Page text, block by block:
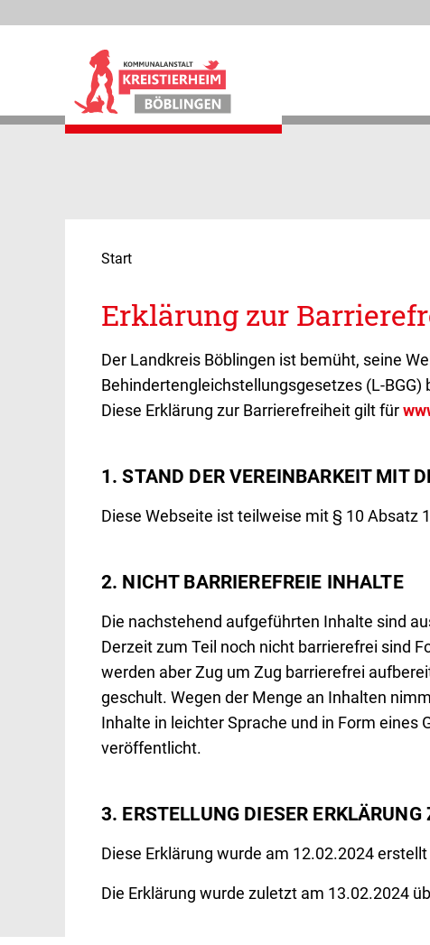
Unsere Sorgenkinder
Tierpension
Start
Erklärung zur
Der Landkreis Böblingen ist bemüht, seine
Behindertengleichstellungsgesetzes (L-
Diese Erklärung zur Barrierefreiheit gilt für
1. STAND DER VEREINBARKEIT MIT
Diese Webseite ist teilweise mit § 10 Absatz
2. NICHT BARRIEREFREIE INHALTE
Die nachstehend aufgeführten Inhalte sind
Derzeit zum Teil noch nicht barrierefrei sind
werden aber Zug um Zug barrierefrei
geschult. Wegen der Menge an Inhalten
Inhalte in leichter Sprache und in Form
veröffentlicht.
3. ERSTELLUNG DIESER
Diese Erklärung wurde am 12.02.2024
Die Erklärung wurde zuletzt am 13.02.2024